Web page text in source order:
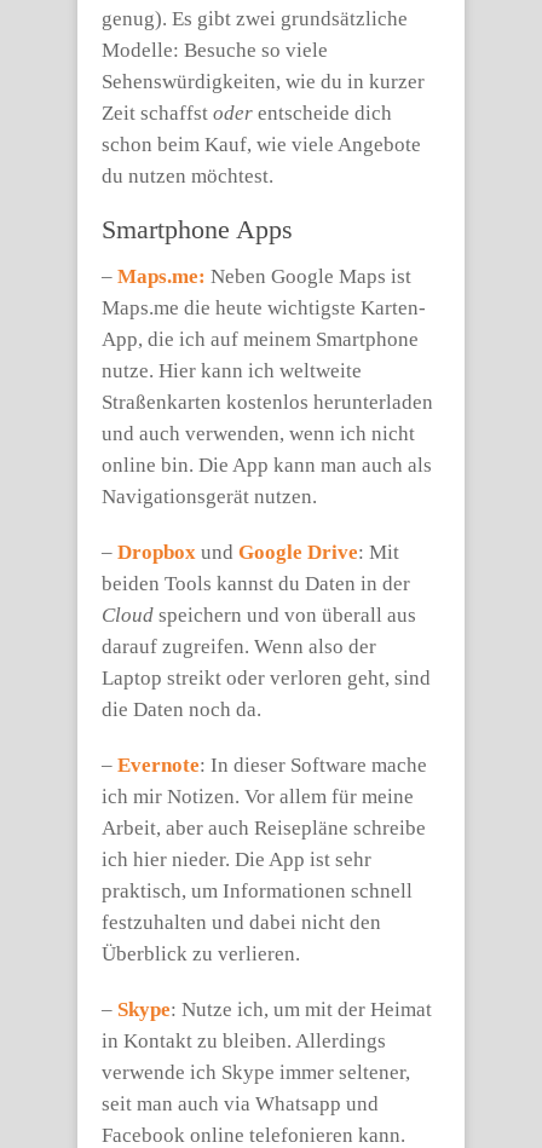
genug). Es gibt zwei grundsätzliche
Modelle: Besuche so viele
Sehenswürdigkeiten, wie du in kurzer
Zeit schaffst oder entscheide dich
schon beim Kauf, wie viele Angebote
du nutzen möchtest.
Smartphone Apps
– Maps.me: Neben Google Maps ist
Maps.me die heute wichtigste Karten-
App, die ich auf meinem Smartphone
nutze. Hier kann ich weltweite
Straßenkarten kostenlos herunterladen
und auch verwenden, wenn ich nicht
online bin. Die App kann man auch als
Navigationsgerät nutzen.
– Dropbox und Google Drive: Mit
beiden Tools kannst du Daten in der
Cloud speichern und von überall aus
darauf zugreifen. Wenn also der
Laptop streikt oder verloren geht, sind
die Daten noch da.
– Evernote: In dieser Software mache
ich mir Notizen. Vor allem für meine
Arbeit, aber auch Reisepläne schreibe
ich hier nieder. Die App ist sehr
praktisch, um Informationen schnell
festzuhalten und dabei nicht den
Überblick zu verlieren.
– Skype: Nutze ich, um mit der Heimat
in Kontakt zu bleiben. Allerdings
verwende ich Skype immer seltener,
seit man auch via Whatsapp und
Facebook online telefonieren kann.